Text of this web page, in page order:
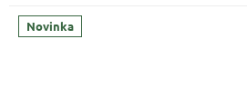
Novinka